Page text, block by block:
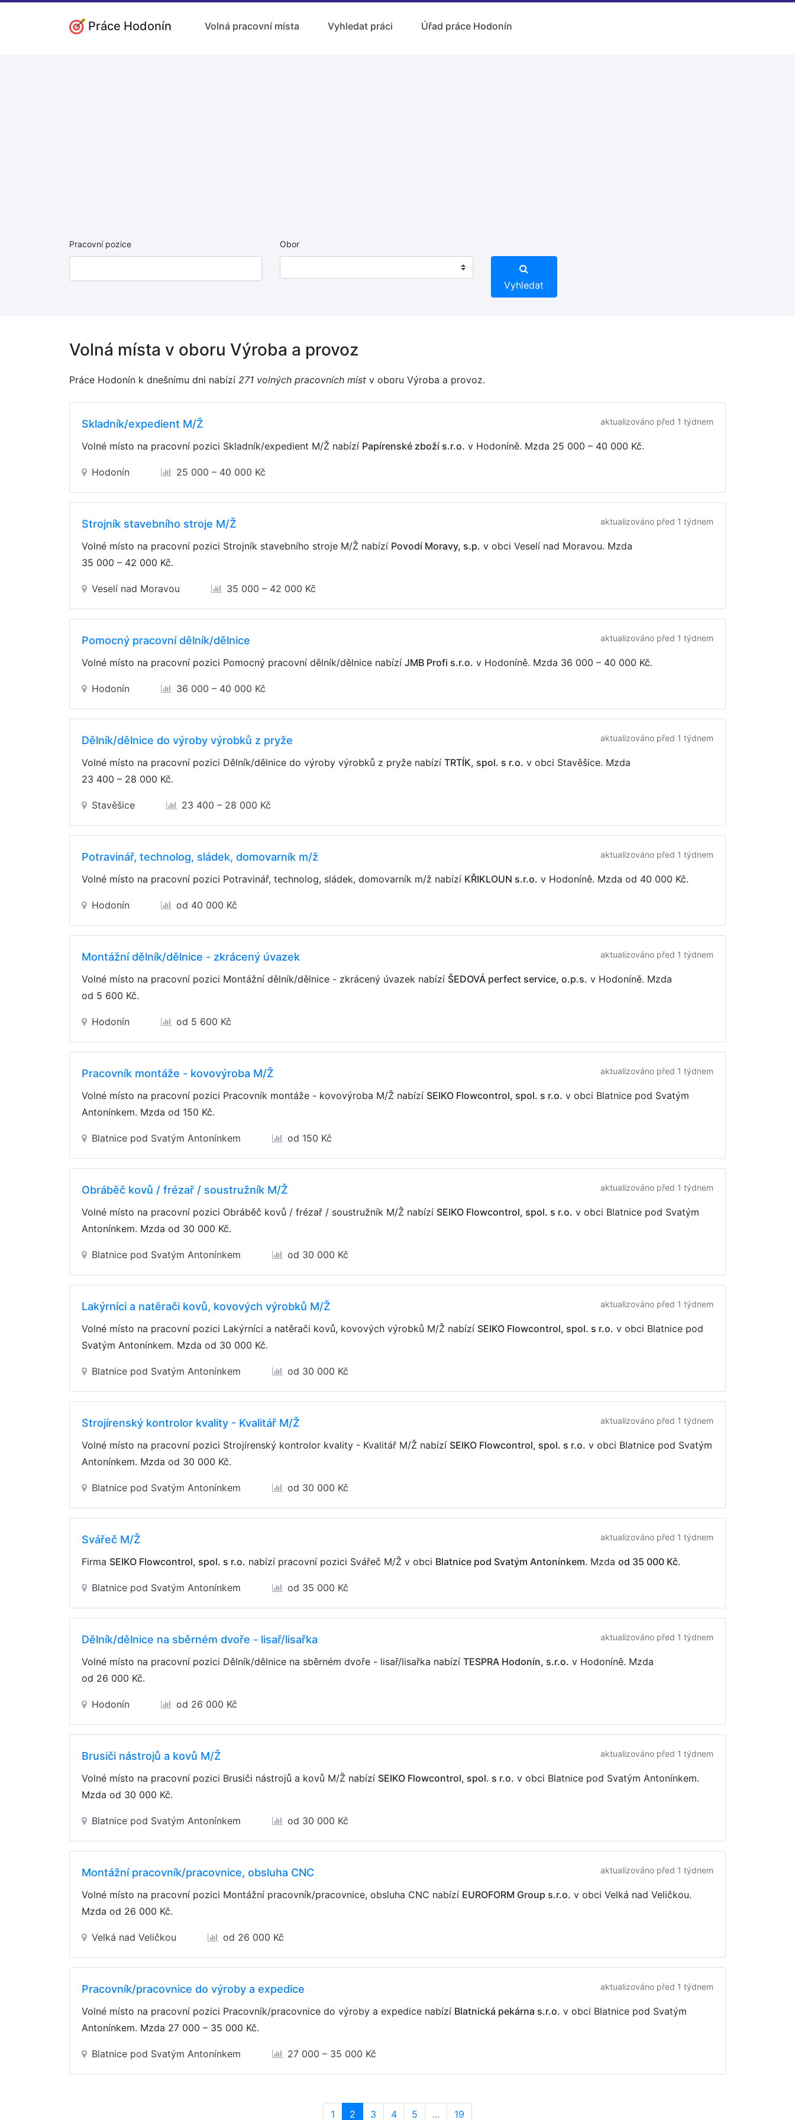
Práce Hodonín Volná pracovní místa Vyhledat práci Úřad práce Hodonín
Pracovní pozice Obor
Vyhledat
Volná místa v oboru Výroba a provoz
Práce Hodonín k dnešnímu dni nabízí 271 volných pracovních míst v oboru Výroba a provoz.
Skladník/expedient M/Ž aktualizováno před 1 týdnem
Volné místo na pracovní pozici Skladník/expedient M/Ž nabízí Papírenské zboží s.r.o. v Hodoníně. Mzda 25 000 – 40 000 Kč.
Hodonín 25 000 – 40 000 Kč
Strojník stavebního stroje M/Ž aktualizováno před 1 týdnem
Volné místo na pracovní pozici Strojník stavebního stroje M/Ž nabízí Povodí Moravy, s.p. v obci Veselí nad Moravou. Mzda
35 000 – 42 000 Kč.
Veselí nad Moravou 35 000 – 42 000 Kč
Pomocný pracovní dělník/dělnice aktualizováno před 1 týdnem
Volné místo na pracovní pozici Pomocný pracovní dělník/dělnice nabízí JMB Profi s.r.o. v Hodoníně. Mzda 36 000 – 40 000 Kč.
Hodonín 36 000 – 40 000 Kč
Dělník/dělnice do výroby výrobků z pryže aktualizováno před 1 týdnem
Volné místo na pracovní pozici Dělník/dělnice do výroby výrobků z pryže nabízí TRTÍK, spol. s r.o. v obci Stavěšice. Mzda
23 400 – 28 000 Kč.
Stavěšice 23 400 – 28 000 Kč
Potravinář, technolog, sládek, domovarník m/ž aktualizováno před 1 týdnem
Volné místo na pracovní pozici Potravinář, technolog, sládek, domovarník m/ž nabízí KŘIKLOUN s.r.o. v Hodoníně. Mzda od 40 000 Kč.
Hodonín od 40 000 Kč
Montážní dělník/dělnice - zkrácený úvazek aktualizováno před 1 týdnem
Volné místo na pracovní pozici Montážní dělník/dělnice - zkrácený úvazek nabízí ŠEDOVÁ perfect service, o.p.s. v Hodoníně. Mzda
od 5 600 Kč.
Hodonín od 5 600 Kč
Pracovník montáže - kovovýroba M/Ž aktualizováno před 1 týdnem
Volné místo na pracovní pozici Pracovník montáže - kovovýroba M/Ž nabízí SEIKO Flowcontrol, spol. s r.o. v obci Blatnice pod Svatým
Antonínkem. Mzda od 150 Kč.
Blatnice pod Svatým Antonínkem od 150 Kč
Obráběč kovů / frézař / soustružník M/Ž aktualizováno před 1 týdnem
Volné místo na pracovní pozici Obráběč kovů / frézař / soustružník M/Ž nabízí SEIKO Flowcontrol, spol. s r.o. v obci Blatnice pod Svatým
Antonínkem. Mzda od 30 000 Kč.
Blatnice pod Svatým Antonínkem od 30 000 Kč
Lakýrníci a natěrači kovů, kovových výrobků M/Ž aktualizováno před 1 týdnem
Volné místo na pracovní pozici Lakýrníci a natěrači kovů, kovových výrobků M/Ž nabízí SEIKO Flowcontrol, spol. s r.o. v obci Blatnice pod
Svatým Antonínkem. Mzda od 30 000 Kč.
Blatnice pod Svatým Antonínkem od 30 000 Kč
Strojírenský kontrolor kvality - Kvalitář M/Ž aktualizováno před 1 týdnem
Volné místo na pracovní pozici Strojírenský kontrolor kvality - Kvalitář M/Ž nabízí SEIKO Flowcontrol, spol. s r.o. v obci Blatnice pod Svatým
Antonínkem. Mzda od 30 000 Kč.
Blatnice pod Svatým Antonínkem od 30 000 Kč
Svářeč M/Ž aktualizováno před 1 týdnem
Firma SEIKO Flowcontrol, spol. s r.o. nabízí pracovní pozici Svářeč M/Ž v obci Blatnice pod Svatým Antonínkem. Mzda od 35 000 Kč.
Blatnice pod Svatým Antonínkem od 35 000 Kč
Dělník/dělnice na sběrném dvoře - lisař/lisařka aktualizováno před 1 týdnem
Volné místo na pracovní pozici Dělník/dělnice na sběrném dvoře - lisař/lisařka nabízí TESPRA Hodonín, s.r.o. v Hodoníně. Mzda
od 26 000 Kč.
Hodonín od 26 000 Kč
Brusiči nástrojů a kovů M/Ž aktualizováno před 1 týdnem
Volné místo na pracovní pozici Brusiči nástrojů a kovů M/Ž nabízí SEIKO Flowcontrol, spol. s r.o. v obci Blatnice pod Svatým Antonínkem.
Mzda od 30 000 Kč.
Blatnice pod Svatým Antonínkem od 30 000 Kč
Montážní pracovník/pracovnice, obsluha CNC aktualizováno před 1 týdnem
Volné místo na pracovní pozici Montážní pracovník/pracovnice, obsluha CNC nabízí EUROFORM Group s.r.o. v obci Velká nad Veličkou.
Mzda od 26 000 Kč.
Velká nad Veličkou od 26 000 Kč
Pracovník/pracovnice do výroby a expedice aktualizováno před 1 týdnem
Volné místo na pracovní pozici Pracovník/pracovnice do výroby a expedice nabízí Blatnická pekárna s.r.o. v obci Blatnice pod Svatým
Antonínkem. Mzda 27 000 – 35 000 Kč.
Blatnice pod Svatým Antonínkem 27 000 – 35 000 Kč
1 2 (current)
3 4 5 ... 19